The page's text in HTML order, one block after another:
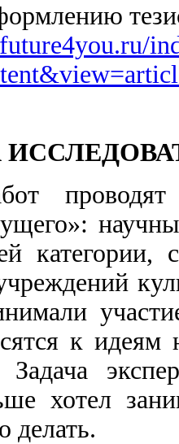
категории,
к
Задача
хотел
делать.